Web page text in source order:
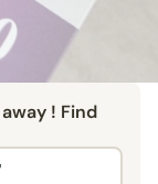
! Find